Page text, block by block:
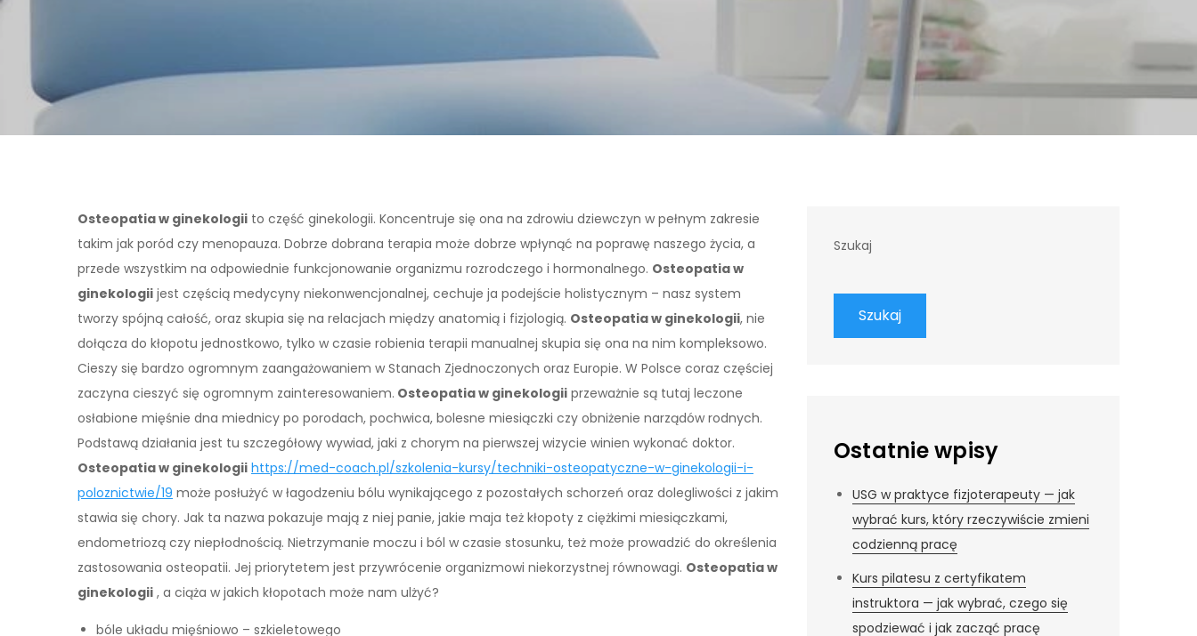
Osteopatia w ginekologii to część ginekologii. Koncentruje się ona na zdrowiu dziewczyn w pełnym zakresie
takim jak poród czy menopauza. Dobrze dobrana terapia może dobrze wpłynąć na poprawę naszego życia, a
przede wszystkim na odpowiednie funkcjonowanie organizmu rozrodczego i hormonalnego. Osteopatia w
ginekologii jest częścią medycyny niekonwencjonalnej, cechuje ja podejście holistycznym – nasz system
tworzy spójną całość, oraz skupia się na relacjach między anatomią i fizjologią. Osteopatia w ginekologii, nie
dołącza do kłopotu jednostkowo, tylko w czasie robienia terapii manualnej skupia się ona na nim kompleksowo.
Cieszy się bardzo ogromnym zaangażowaniem w Stanach Zjednoczonych oraz Europie. W Polsce coraz częściej
zaczyna cieszyć się ogromnym zainteresowaniem. Osteopatia w ginekologii przeważnie są tutaj leczone
osłabione mięśnie dna miednicy po porodach, pochwica, bolesne miesiączki czy obniżenie narządów rodnych.
Podstawą działania jest tu szczegółowy wywiad, jaki z chorym na pierwszej wizycie winien wykonać doktor.
Osteopatia w ginekologii https://med-coach.pl/szkolenia-kursy/techniki-osteopatyczne-w-ginekologii-i-
poloznictwie/19 może posłużyć w łagodzeniu bólu wynikającego z pozostałych schorzeń oraz dolegliwości z jakim
stawia się chory. Jak ta nazwa pokazuje mają z niej panie, jakie maja też kłopoty z ciężkimi miesiączkami,
endometriozą czy niepłodnością. Nietrzymanie moczu i ból w czasie stosunku, też może prowadzić do określenia
zastosowania osteopatii. Jej priorytetem jest przywrócenie organizmowi niekorzystnej równowagi. Osteopatia w
ginekologii , a ciąża w jakich kłopotach może nam ulżyć?
bóle układu mięśniowo – szkieletowego
Szukaj
Szukaj
Ostatnie wpisy
USG w praktyce fizjoterapeuty — jak
wybrać kurs, który rzeczywiście zmieni
codzienną pracę
Kurs pilatesu z certyfikatem
instruktora — jak wybrać, czego się
spodziewać i jak zacząć pracę